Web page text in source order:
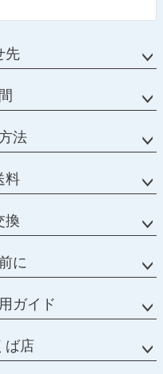
先
法
料
換
に
ガイド
ば店